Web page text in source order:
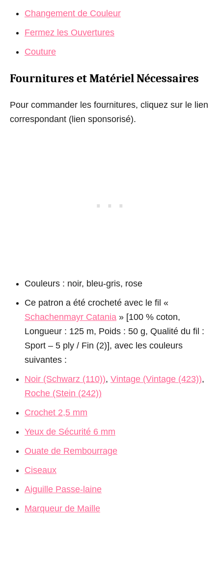
Changement de Couleur
Fermez les Ouvertures
Couture
Fournitures et Matériel Nécessaires
Pour commander les fournitures, cliquez sur le lien
correspondant (lien sponsorisé).
Couleurs : noir, bleu-gris, rose
Ce patron a été crocheté avec le fil «
Schachenmayr Catania » [100 % coton,
Longueur : 125 m, Poids : 50 g, Qualité du fil :
Sport – 5 ply / Fin (2)], avec les couleurs
suivantes :
Noir (Schwarz (110)), Vintage (Vintage (423)),
Roche (Stein (242))
Crochet 2,5 mm
Yeux de Sécurité 6 mm
Ouate de Rembourrage
Ciseaux
Aiguille Passe-laine
Marqueur de Maille